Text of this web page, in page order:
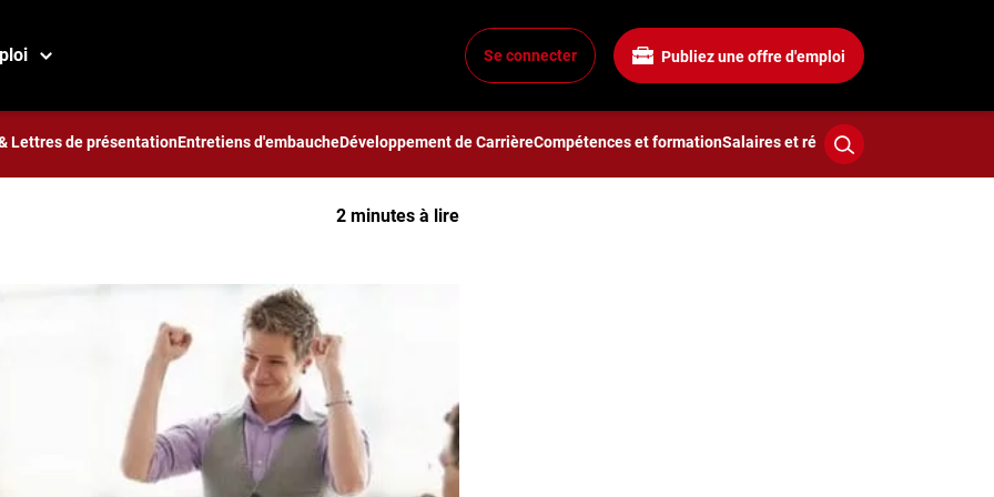
Se connecter Publiez une offre d'emploi
Lettres de présentationEntretiens d'embaucheDéveloppement de CarrièreCompétences et formationSalaires et rémunération
vous faire respecter par vos collègues
faire respecter par
2 minutes à lire